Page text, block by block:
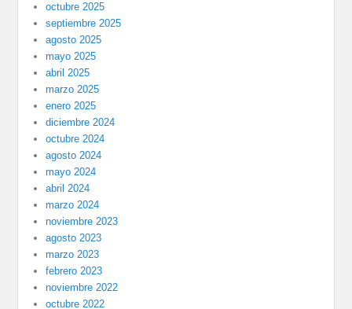
octubre 2025
septiembre 2025
agosto 2025
mayo 2025
abril 2025
marzo 2025
enero 2025
diciembre 2024
octubre 2024
agosto 2024
mayo 2024
abril 2024
marzo 2024
noviembre 2023
agosto 2023
marzo 2023
febrero 2023
noviembre 2022
octubre 2022